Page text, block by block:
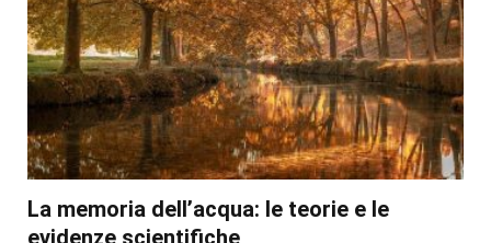
La memoria dell’acqua: le teorie e le